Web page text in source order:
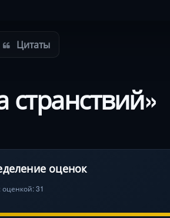
Цитаты
оценок
31